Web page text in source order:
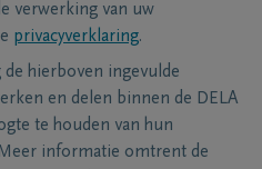
verwerking van uw
privacyverklaring.
de hierboven ingevulde
en delen binnen de DELA
te houden van hun
informatie omtrent de